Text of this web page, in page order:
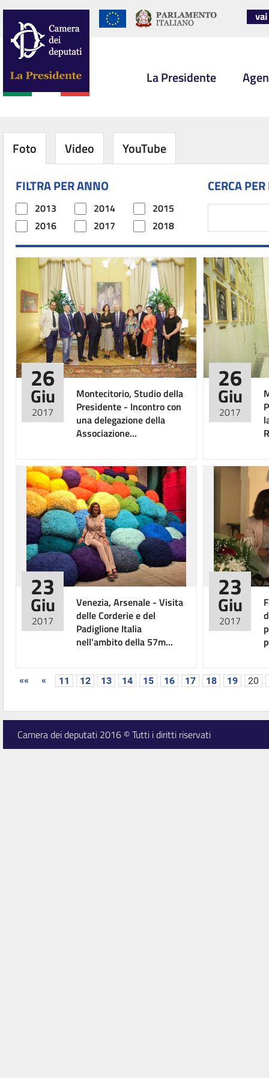
La Presidente
Foto Video
YouTube
FILTRA PER ANNO
2013 2014
2015
2016
2017 2018
CERCA
26
Giu
2017
Montecitorio, Studio della
Presidente - Incontro con
una delegazione della
Associazione...
26
Giu
2017
23
Giu
2017
Venezia, Arsenale - Visita
delle Corderie e del
Padiglione Italia
nell'ambito della 57m...
23
Giu
2017
«« « 11 12 13 14 15 16 17 18 19 20
Camera dei deputati 2016 © Tutti i diritti riservati